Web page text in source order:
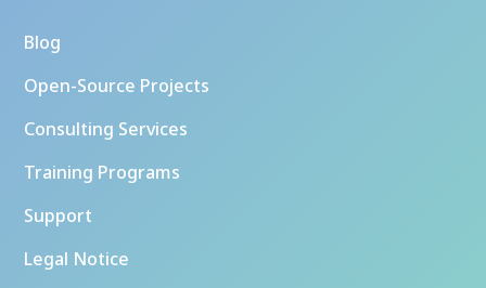
Blog
Open-Source Projects
Consulting Services
Training Programs
Support
Legal Notice